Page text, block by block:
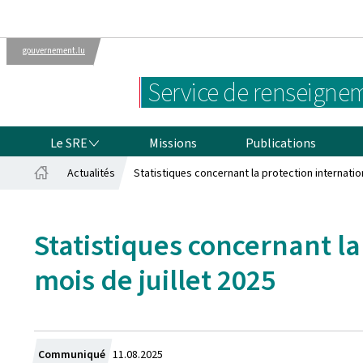
gouvernement.lu
Service de
Le SRE Missions Publications
Actualités Statistiques concernant la protection
Statistiques concernant
mois de juillet 2025
Communiqué Crée
11.08.2025